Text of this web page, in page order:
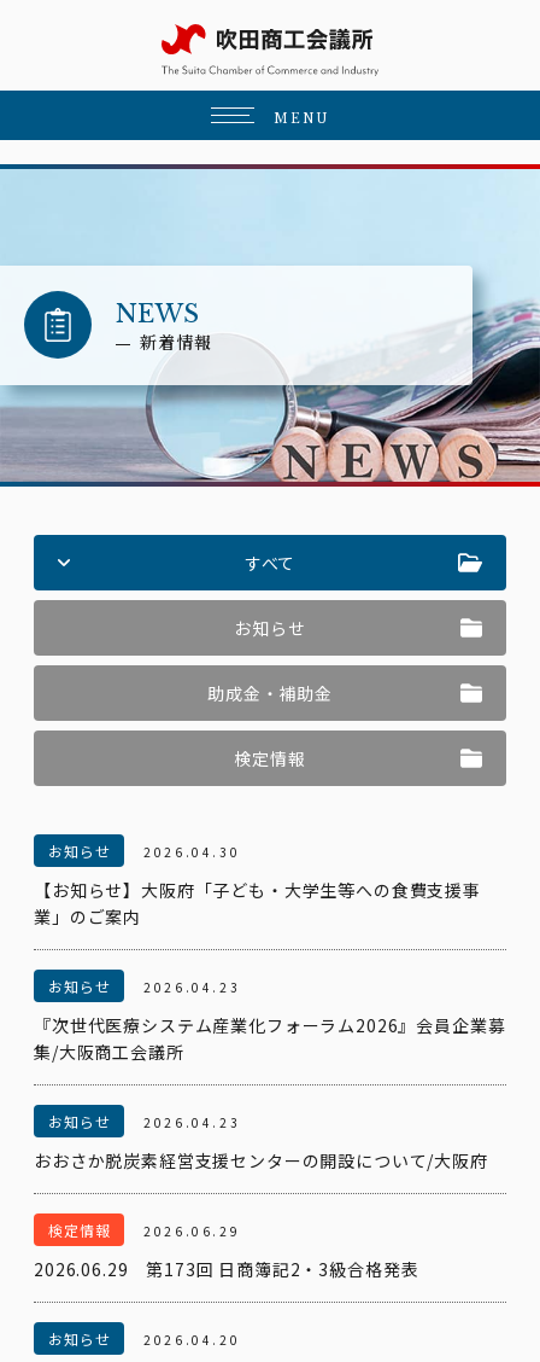
MENU
NEWS
新着情報
すべて
お知らせ
助成金・補助金
検定情報
お知らせ 2026.04.30
【お知らせ】大阪府「子ども・大学生等への食費支援事
業」のご案内
お知らせ 2026.04.23
『次世代医療システム産業化フォーラム2026』会員企業募
集/大阪商工会議所
お知らせ 2026.04.23
おおさか脱炭素経営支援センターの開設について/大阪府
検定情報 2026.06.29
2026.06.29 第173回 日商簿記2・3級合格発表
お知らせ 2026.04.20